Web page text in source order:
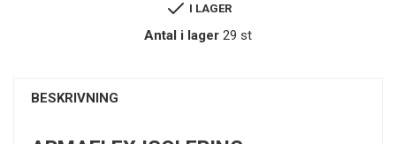
I LAGER
Antal i lager 29 st
BESKRIVNING